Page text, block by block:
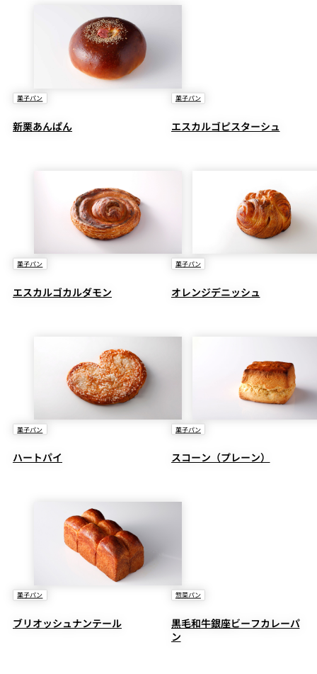
菓子パン
新栗あんぱん
菓子パン
エスカルゴピスターシュ
菓子パン
エスカルゴカルダモン
菓子パン
オレンジデニッシュ
菓子パン
ハートパイ
菓子パン
スコーン（プレーン）
菓子パン
ブリオッシュナンテール
惣菜パン
黒毛和牛銀座ビーフカレーパ
ン